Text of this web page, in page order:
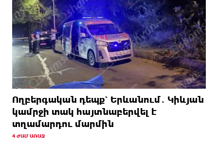
Ողբերգական դեպք՝ Երևանում․ Կիևյան
կամրջի տակ հայտնաբերվել է
տղամարդու մարմին
4 ԺԱՄ ԱՌԱՋ